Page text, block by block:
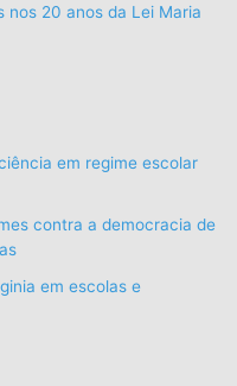
nos 20 anos da Lei Maria
em regime escolar
contra a democracia de
em escolas e